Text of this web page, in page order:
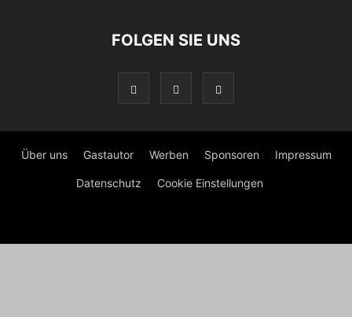
FOLGEN SIE UNS
Über uns Gastautor Werben Sponsoren Impressum
Datenschutz Cookie Einstellungen